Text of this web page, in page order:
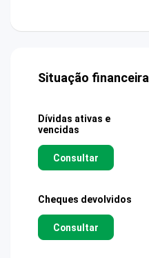
Situação financeira
Dívidas ativas e
vencidas
Consultar
Cheques devolvidos
Consultar